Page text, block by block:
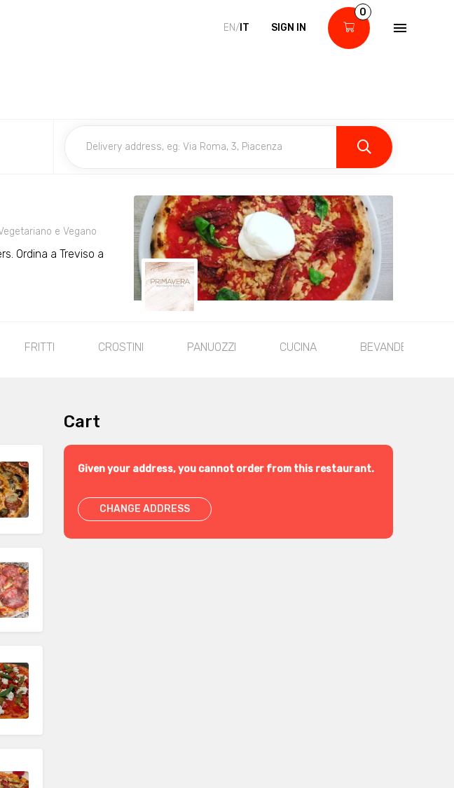
EN/ IT SIGN IN
0
e Vegano
Ordina a Treviso a
FRITTI CROSTINI PANUOZZI CUCINA BEVANDE
Cart
Given your address, you cannot order from this restaurant.
CHANGE ADDRESS